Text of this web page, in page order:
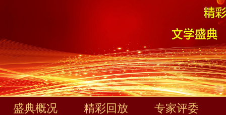
盛典概况 精彩回放 专家评委